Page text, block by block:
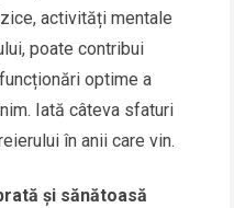
activități mentale
poate contribui
optime a
Iată câteva sfaturi
în anii care vin.
și sănătoasă